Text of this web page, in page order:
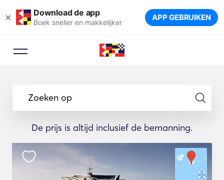
× Download de app
Boek sneller en makkelijker APP GEBRUIKEN
Zoeken op
De prijs is altijd inclusief de bemanning.